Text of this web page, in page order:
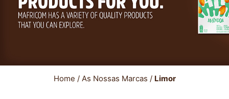
Catálogo
Carreiras
Home / As Nossas Marcas / Limor